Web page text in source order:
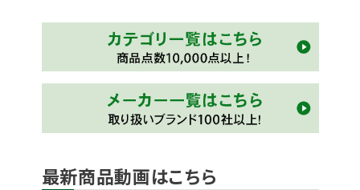
最新商品動画はこちら